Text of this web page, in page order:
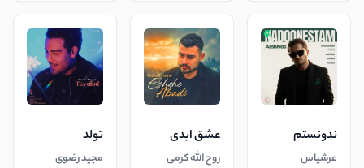
ندونستم
عرشیاس
عشق ابدی
روح الله کرمی
تولد
مجید رضوی